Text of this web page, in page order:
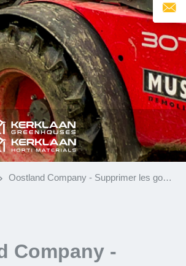
Oostland Company - Supprimer les gouttières de culture - 13.500 m¹
Company -